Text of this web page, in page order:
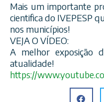
Mais um importante
cientifica do IVEPESP
nos municípios!
VEJA O VÍDEO:
A melhor exposição
atualidade!
https://